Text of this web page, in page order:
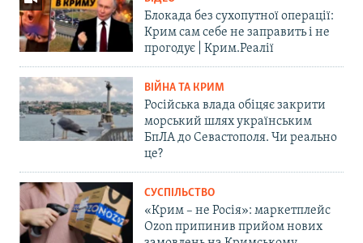
Блокада без сухопутної операції:
Крим сам себе не заправить і не
прогодує | Крим.Реалії
ВІЙНА ТА КРИМ
Російська влада обіцяє закрити
морський шлях українським
БпЛА до Севастополя. Чи реально
це?
СУСПІЛЬСТВО
«Крим – не Росія»: маркетплейс
Ozon припинив прийом нових